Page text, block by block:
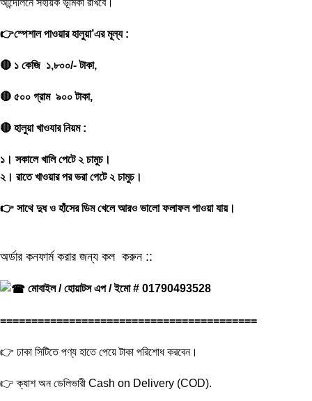
আন্দোলনে সহায়ক ভূমিকা রাখবে।
👉স্পেশাল পাওয়ার হালুয়া’এর মূল্য :
🔴 ১ কেজি ১,৮০০/- টাকা,
🔴 ৫০০ গ্রাম ৯০০ টাকা,
🔴 হালুয়া খাওযার নিয়ম :
১। সকালে খালি পেটে ২ চামুচ।
২। রাতে খাওয়ার পর ভরা পেটে ২ চামুচ।
👉 সাথে দুধ ও হাঁসের ডিম খেলে আরও ভালো ফলাফল পাওয়া যায়।
অর্ডার কনফার্ম করার জন্য কল করুন ::
মোবাইল / হোয়াটস এপ / ইমো # 01790493528
=========================================
👉 ঢাকা সিটিতে পণ্য হাতে পেয়ে টাকা পরিশোধ করবেন।
👉 ক্যাশ অন ডেলিভারী Cash on Delivery (COD).